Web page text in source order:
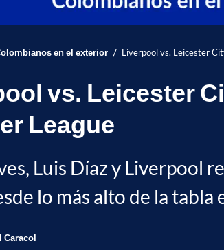
en el exterior / Liverpool vs. Leicester
vs. Leicester
League
Luis Díaz y Liverpool
lo más alto de la tabla
Caracol